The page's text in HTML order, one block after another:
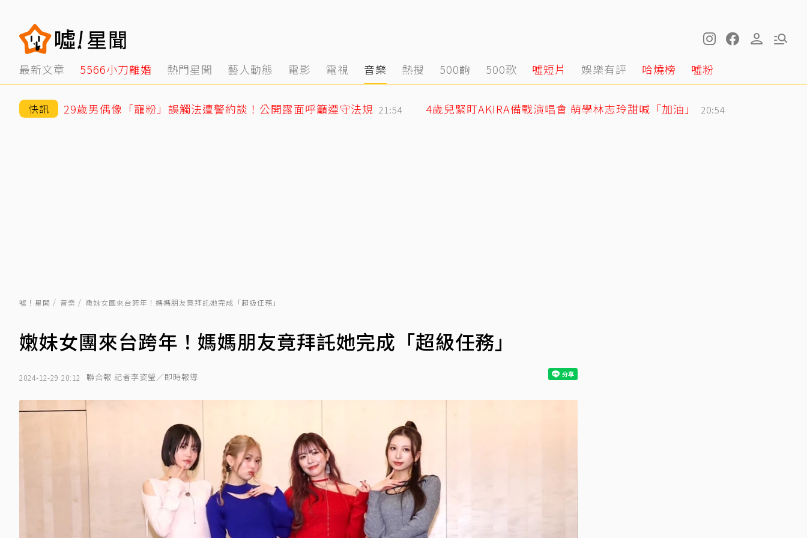
最新文章 5566小刀離婚 熱門星聞 藝人動態 電影 電視 音樂 熱搜 500齣 500歌 噓短片 娛樂有評 哈燒榜 噓粉
快訊 29歲男偶像「寵粉」誤觸法遭警約談！公開露面呼籲遵守法規 21:54 4歲兒緊盯AKIRA備戰演唱會 萌學林志玲甜喊「加油」 20:54
噓！星聞 音樂 嫩妹女團來台跨年！媽媽朋友竟拜託她完成「超級任務」
嫩妹女團來台跨年！媽媽朋友竟拜託她完成「超級任務」
2024-12-29 20:12 聯合報 記者李姿瑩／即時報導